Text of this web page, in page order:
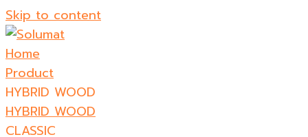
Skip to content
Home
Product
HYBRID WOOD
HYBRID WOOD
CLASSIC